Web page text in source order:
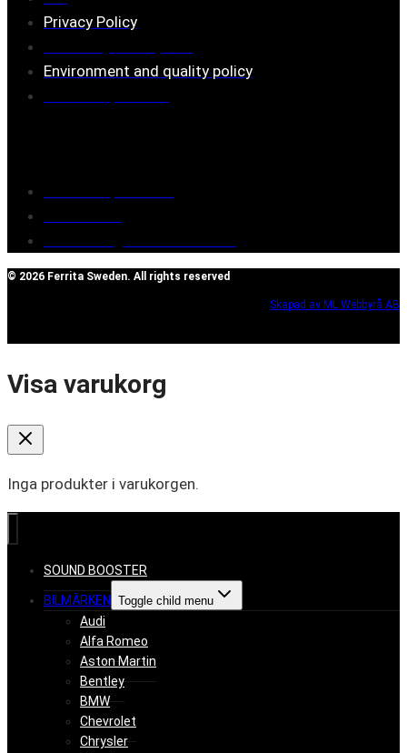
Privacy Policy
Environment and quality policy
© 2026 Ferrita Sweden. All rights reserved
Skapad av ML Webbyrå AB
Visa varukorg
Inga produkter i varukorgen.
SOUND BOOSTER
BILMÄRKEN Toggle child menu
Audi
Alfa Romeo
Aston Martin
Bentley
BMW
Chevrolet
Chrysler